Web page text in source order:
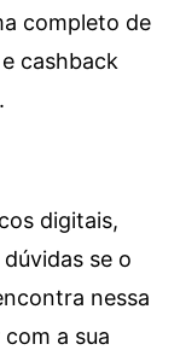
completo de
cashback
digitais,
se o
nessa
a sua